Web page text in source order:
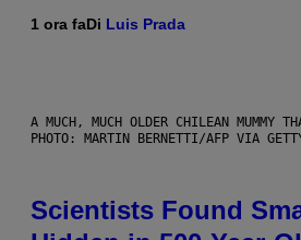
1 ora faDi Luis Prada
A MUCH, MUCH OLDER CHILEAN MUMMY
PHOTO: MARTIN BERNETTI/AFP VIA
Scientists Found